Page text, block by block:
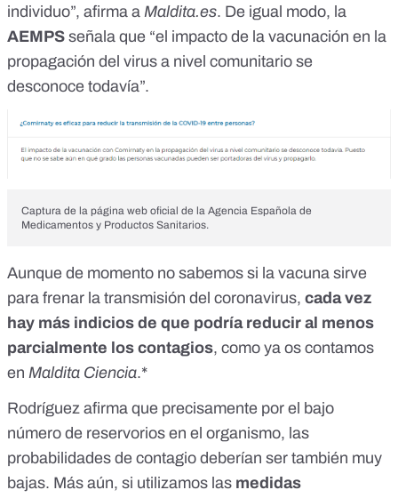
individuo”, afirma a Maldita.es. De igual modo, la
AEMPS señala que “el impacto de la vacunación en la
propagación del virus a nivel comunitario se
desconoce todavía”.
Captura de la página web oficial de la Agencia Española de
Medicamentos y Productos Sanitarios.
Aunque de momento no sabemos si la vacuna sirve
para frenar la transmisión del coronavirus, cada vez
hay más indicios de que podría reducir al menos
parcialmente los contagios, como ya os contamos
en Maldita Ciencia.*
Rodríguez afirma que precisamente por el bajo
número de reservorios en el organismo, las
probabilidades de contagio deberían ser también muy
bajas. Más aún, si utilizamos las medidas